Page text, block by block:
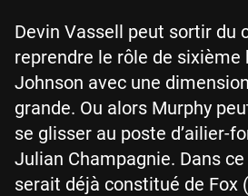
Devin Vassell peut sortir du
reprendre le rôle de sixième
Johnson avec une
grande. Ou alors Murphy
se glisser au poste d’ailier-
Julian Champagnie. Dans
serait déjà constitué de Fox